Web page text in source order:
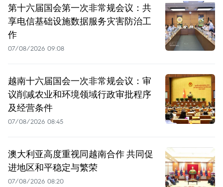
第十六届国会第一次非常规会议：共
享电信基础设施数据服务灾害防治工
作
07/08/2026 09:08
越南十六届国会一次非常规会议：审
议削减农业和环境领域行政审批程序
及经营条件
07/08/2026 08:45
澳大利亚高度重视同越南合作 共同促
进地区和平稳定与繁荣
07/08/2026 08:20